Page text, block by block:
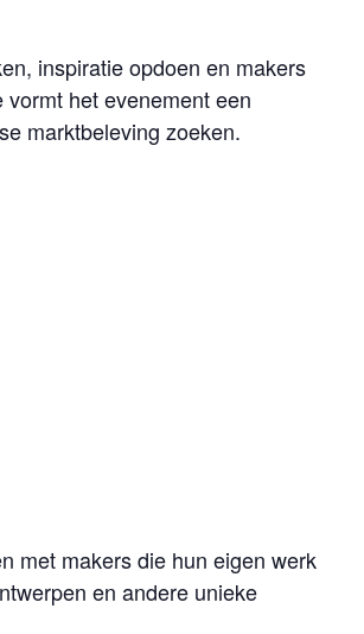
inspiratie opdoen en makers
het evenement een
marktbeleving zoeken.
met makers die hun eigen werk
en andere unieke